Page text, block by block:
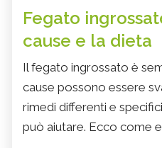
Fegato
cause e la dieta
Il fegato ingrossato è
cause possono essere
rimedi differenti e
può aiutare. Ecco come